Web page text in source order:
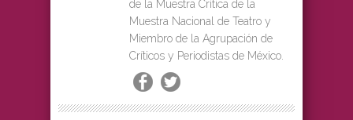
de la Muestra Crítica de la
Muestra Nacional de Teatro y
Miembro de la Agrupación de
Críticos y Periodistas de México.